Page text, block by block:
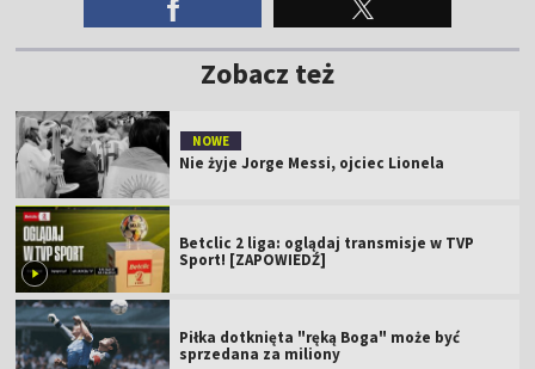
Zobacz też
NOWE
Nie żyje Jorge Messi, ojciec Lionela
Betclic 2 liga: oglądaj transmisje w TVP
Sport! [ZAPOWIEDŹ]
Piłka dotknięta "ręką Boga" może być
sprzedana za miliony